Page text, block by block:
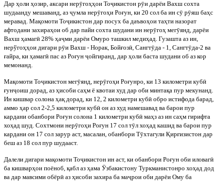
Дар ҳоли ҳозир, аксари нерӯгоҳҳои Тоҷикистон рӯи дарёи Вахш сохта
шудаанду мешаванд, аз ҷумла нерӯгоҳи Роғун, ки 20 сол ба ин сӯ рӯяш баҳс
меравад. Мақомоти Тоҷикистон дар посух ба даъвоҳои таҳти назорат
афтодани захираҳои об дар пайи сохта шудани ин нерӯгоҳ мегӯянд, дарёи
Вахш ҳамагӣ 28% ҳаҷми дарёи Омуро ташкил медиҳад. Гузашта аз ин,
нерўгоҳҳои дигари рӯи Вахш - Норак, Бойғозӣ , Сангтӯда - 1, Сангтӯда-2 ва
ғайра, ки ҳамагӣ пас аз Роғун ҷойгиранд, дар ҳоли баста шудани об аз кор
мемонанд.
Мақомоти Тоҷикистон мегӯянд, нерӯгоҳи Роғунро, ки 13 километри кубӣ
ғунҷоиш дорад, аз ҳисоби саҳм ё квотаи худ дар оби минтақа пур мекунанд.
Ин кишвар солона ҳақ дорад, ки 12, 2 километри кубӣ обро истифода барад,
аммо ҳар сол 2-2,5 километри кубӣ он аз худ намешавад ва барои пур
кардани обанбори Роғун солона 1 километри кубӣ маҳз аз ин саҳм гирифта
хоҳад шуд. Сохтмони нерӯгоҳи Роғун 17 сол тӯл хоҳад кашид ва барои пур
кардани он 17 сол зарур аст, масалан, обанбори Тӯхтагули Қирғизистон дар
беш аз 18 сол пур шудааст.
Далели дигари мақомоти Тоҷикистон ин аст, ки обанбори Роғун оби иловагӣ
ба кишварҳои поёноб, қабл аз ҳама Ӯзбакистону Туркманистонро хоҳад дод
ва дар мавсими обёрӣ аз ҳисоби захира ба маҷрои оби дарёи Ому ба